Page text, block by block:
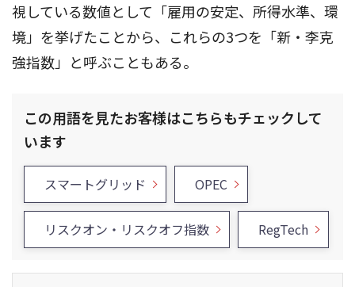
視している数値として「雇用の安定、所得水準、環
境」を挙げたことから、これらの3つを「新・李克
強指数」と呼ぶこともある。
この用語を見たお客様はこちらもチェックして
います
スマートグリッド OPEC
リスクオン・リスクオフ指数 RegTech